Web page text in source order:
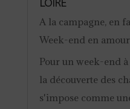
LOIRE
A la campagne, en
Week-end en
Pour un week-end
la découverte des
s'impose comme